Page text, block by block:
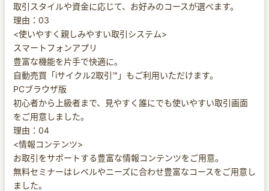
取引スタイルや資金に応じて、お好みのコースが選べます。
理由：03
<使いやすく親しみやすい取引システム>
スマートフォンアプリ
豊富な機能を片手で快適に。
自動売買「iサイクル2取引™」もご利用いただけます。
PCブラウザ版
初心者から上級者まで、見やすく誰にでも使いやすい取引画面
をご用意しました。
理由：04
<情報コンテンツ>
お取引をサポートする豊富な情報コンテンツをご用意。
無料セミナーはレベルやニーズに合わせ豊富なコースをご用意し
ました。